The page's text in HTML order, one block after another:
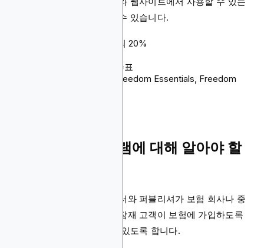
텍스트 링크에도 액세스할 수 있습니다.
수수료: 건강보험 매출의 20%
결제 방법: 은행 송금, 수표
제품: Freedom Elite, Freedom Essentials, Freedom
보험 제휴 프로그램에 대해 알아야 할
보험 제휴 프로그램은 마케터와 퍼블리셔가 보험 회사나 중
개업체와 파트너십을 맺고 잠재 고객이 보험에 가입하도록
유도하여 수수료를 받을 수 있도록 합니다.